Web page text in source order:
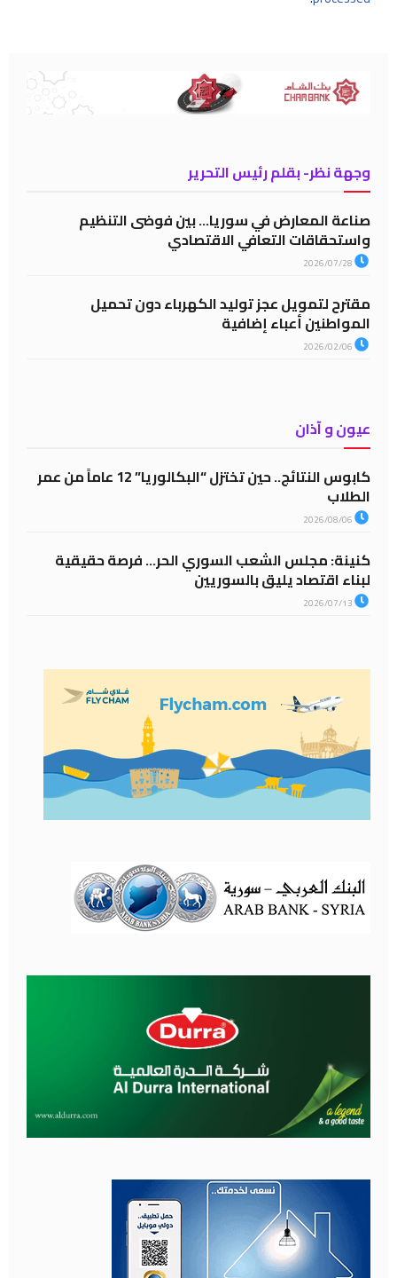
وجهة نظر- بقلم رئيس التحرير
صناعة المعارض في سوريا… بين فوضى التنظيم
واستحقاقات التعافي الاقتصادي
مقترح لتمويل عجز توليد الكهرباء دون تحميل
المواطنين أعباء إضافية
عيون و آذان
كابوس النتائج.. حين تختزل “البكالوريا” 12 عاماً من عمر
الطلاب
كنينة: مجلس الشعب السوري الحر… فرصة حقيقية
لبناء اقتصاد يليق بالسوريين